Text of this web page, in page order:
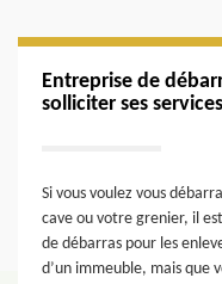
Entreprise de
solliciter ses
Si vous voulez vous
cave ou votre grenier, il
de débarras pour les
d’un immeuble, mais que